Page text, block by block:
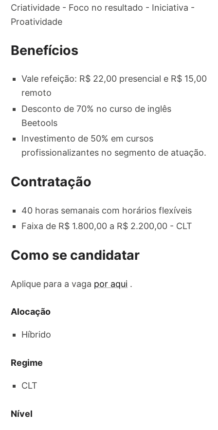
Criatividade - Foco no resultado - Iniciativa -
Proatividade
Benefícios
Vale refeição: R$ 22,00 presencial e R$ 15,00
remoto
Desconto de 70% no curso de inglês
Beetools
Investimento de 50% em cursos
profissionalizantes no segmento de atuação.
Contratação
40 horas semanais com horários flexíveis
Faixa de R$ 1.800,00 a R$ 2.200,00 - CLT
Como se candidatar
Aplique para a vaga por aqui .
Alocação
Híbrido
Regime
CLT
Nível